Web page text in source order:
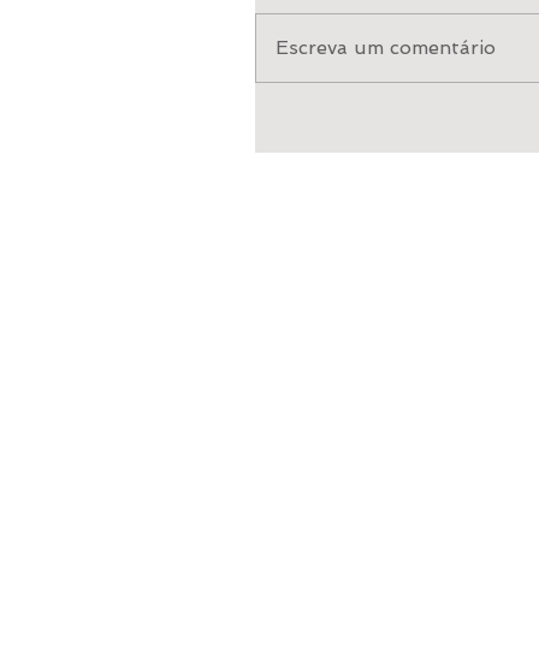
Escreva um comentário